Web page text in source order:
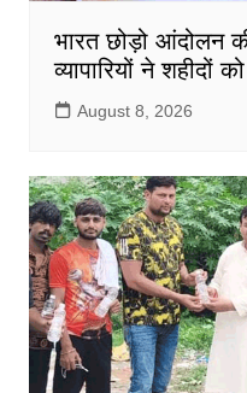
भारत छोड़ो आंदोलन
व्यापारियों ने शहीदों
August 8, 2026